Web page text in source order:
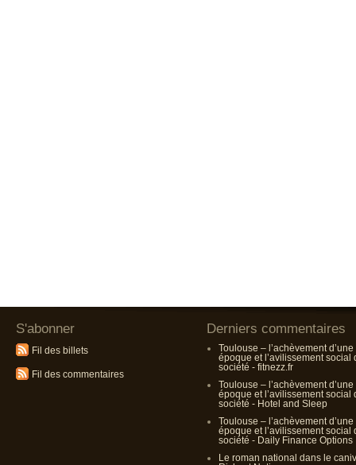
S'abonner
Fil des billets
Fil des commentaires
Derniers commentaires
Toulouse – l’achèvement d’une
époque et l’avilissement social
société - fitnezz.fr
Toulouse – l’achèvement d’une
époque et l’avilissement social
société - Hotel and Sleep
Toulouse – l’achèvement d’une
époque et l’avilissement social
société - Daily Finance Options
Le roman national dans le